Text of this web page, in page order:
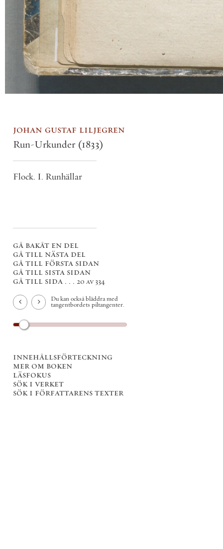
johan gustaf liljegren
Run-Urkunder (1833)
Flock. I. Runhällar
gå bakåt en del
gå till nästa del
gå till första sidan
gå till sista sidan
gå till sida . . . 20 av 334
Du kan också bläddra med
tangentbordets piltangenter.
innehållsförteckning
mer om boken
läsfokus
sök i verket
sök i författarens texter